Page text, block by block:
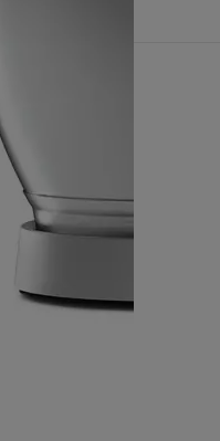
370 kr